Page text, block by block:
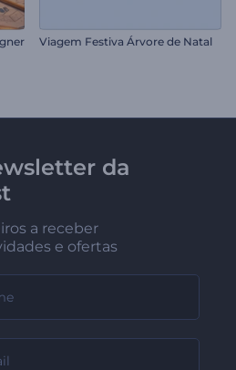
Viagem Festiva Árvore de Natal
da
a receber
e ofertas